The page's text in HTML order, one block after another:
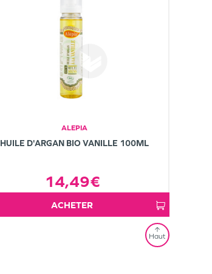
ALEPIA
HUILE D'ARGAN BIO VANILLE 100ML
14,49€
ACHETER
Haut